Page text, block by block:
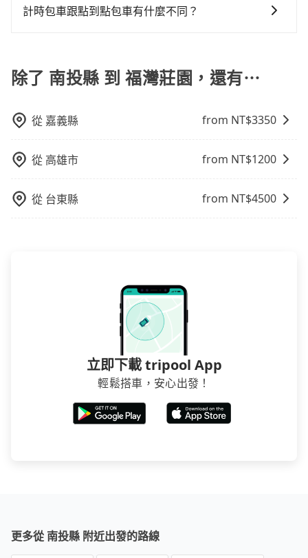
車位，對於急著用車或者要載其他乘客的人來說就有不
就顯得非常不便。
服務，由專人到府接送，讓您更加輕鬆自在。
以依照您行程人數的需求進行選擇。此外，為確保您的
策，讓您在規劃行程時能更無後顧之憂。無論您是要前
往市區還是郊區，我們都可以為您提供最佳的旅遊體
tripool旅步絕對是您值得信任的不二選擇！
計時包車跟點到點包車有什麼不同？
費，通常以每小時為單位，客戶可以根據自己的需要預
定一定時間的包車服務。這種服務適用於需要在城市內
等。 點到點包車：點到點包車是按照里程和目的地來計
線和里程來計算費用。這種服務通常適用於單程或從一
個城市到另一個城市的長途包車。
除了 南投縣 到 福灣莊園，還有⋯
從 嘉義縣 from NT$3350
從 高雄市 from NT$1200
從 台東縣 from NT$4500
立即下載 tripool App
輕鬆搭車，安心出發！
更多從 南投縣 附近出發的路線